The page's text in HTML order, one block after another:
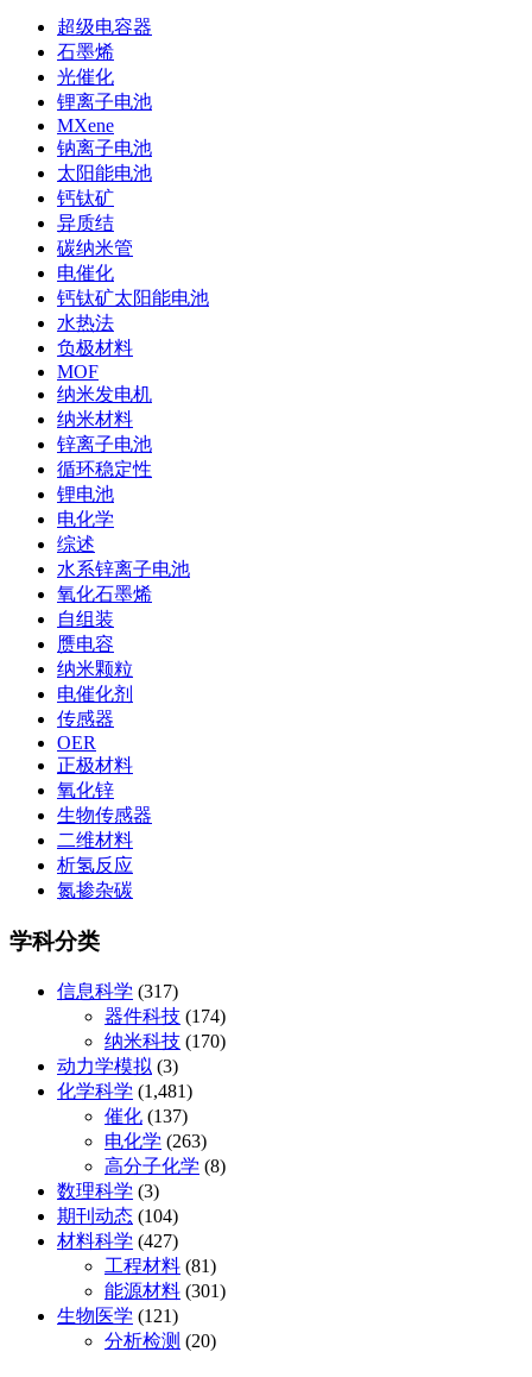
超级电容器
石墨烯
光催化
锂离子电池
MXene
钠离子电池
太阳能电池
钙钛矿
异质结
碳纳米管
电催化
钙钛矿太阳能电池
水热法
负极材料
MOF
纳米发电机
纳米材料
锌离子电池
循环稳定性
锂电池
电化学
综述
水系锌离子电池
氧化石墨烯
自组装
赝电容
纳米颗粒
电催化剂
传感器
OER
正极材料
氧化锌
生物传感器
二维材料
析氢反应
氮掺杂碳
学科分类
信息科学 (317)
器件科技 (174)
纳米科技 (170)
动力学模拟 (3)
化学科学 (1,481)
催化 (137)
电化学 (263)
高分子化学 (8)
数理科学 (3)
期刊动态 (104)
材料科学 (427)
工程材料 (81)
能源材料 (301)
生物医学 (121)
分析检测 (20)